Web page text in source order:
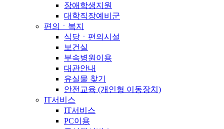
장애학생지원
대학직장예비군
편의ㆍ복지
식당ㆍ편의시설
보건실
부속병원이용
대관안내
유실물 찾기
안전교육 (개인형 이동장치)
IT서비스
IT서비스
PC이용